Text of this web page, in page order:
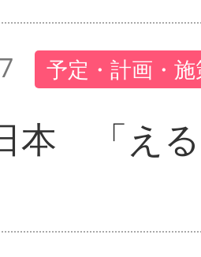
予定・計画・
本 「え